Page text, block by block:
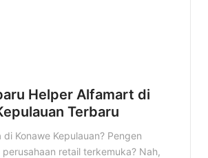
Helper Alfamart di
Terbaru
Konawe Kepulauan? Pengen
retail terkemuka? Nah,